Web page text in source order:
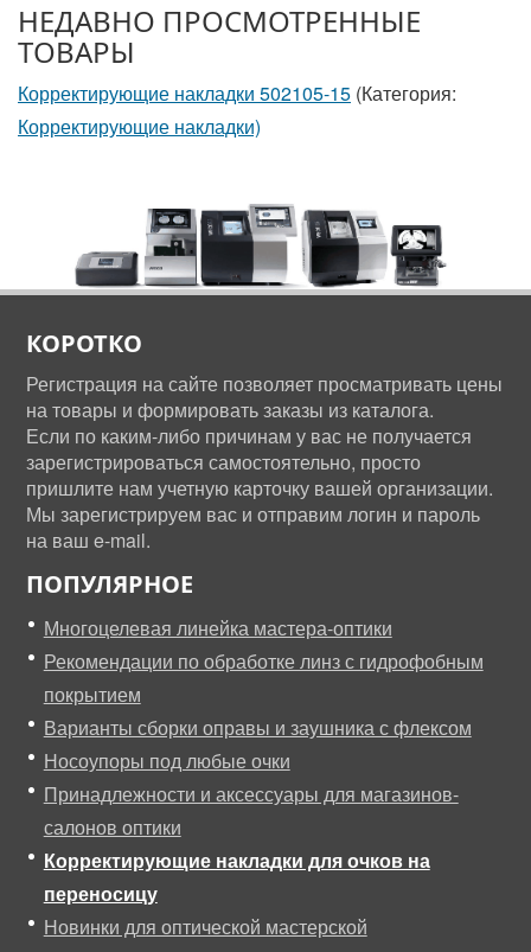
НЕДАВНО ПРОСМОТРЕННЫЕ
ТОВАРЫ
Корректирующие накладки 502105-15 (Категория:
Корректирующие накладки)
КОРОТКО
Регистрация на сайте позволяет просматривать цены
на товары и формировать заказы из каталога.
Если по каким-либо причинам у вас не получается
зарегистрироваться самостоятельно, просто
пришлите нам учетную карточку вашей организации.
Мы зарегистрируем вас и отправим логин и пароль
на ваш e-mail.
ПОПУЛЯРНОЕ
Многоцелевая линейка мастера-оптики
Рекомендации по обработке линз с гидрофобным
покрытием
Варианты сборки оправы и заушника с флексом
Носоупоры под любые очки
Принадлежности и аксессуары для магазинов-
салонов оптики
Корректирующие накладки для очков на
переносицу
Новинки для оптической мастерской